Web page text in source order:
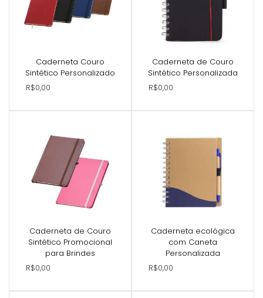
Caderneta Couro
Sintético Personalizado
R$0,00
Caderneta de Couro
Sintético Personalizada
R$0,00
Caderneta de Couro
Sintético Promocional
para Brindes
R$0,00
Caderneta ecológica
com Caneta
Personalizada
R$0,00